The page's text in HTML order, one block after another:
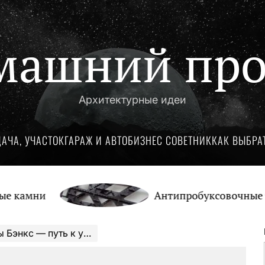
Архитектурные идеи
УЧАСТОКГАРАЖ И АВТОБИЗНЕС СОВЕТНИККАК
Антипробуксовочные траки:
личная жизнь, карьера, невероятные достижения